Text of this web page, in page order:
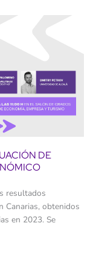
DE
resultados
Canarias, obtenidos
en 2023. Se